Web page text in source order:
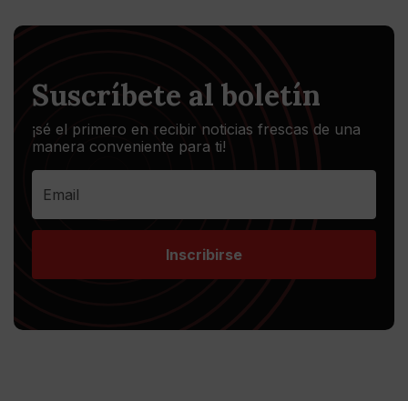
Suscríbete al boletín
¡sé el primero en recibir noticias frescas de una
manera conveniente para ti!
Inscribirse